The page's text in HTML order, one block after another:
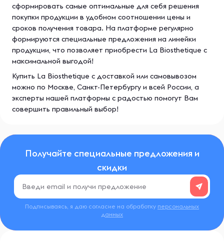
сформировать самые оптимальные для себя решения
покупки продукции в удобном соотношении цены и
сроков получения товара. На платформе регулярно
формируются специальные предложения на линейки
продукции, что позволяет приобрести La Biosthetique с
максимальной выгодой!
Купить La Biosthetique с доставкой или самовывозом
можно по Москве, Санкт-Петербургу и всей России, а
эксперты нашей платформы с радостью помогут Вам
совершить правильный выбор!
Получайте специальные предложения и
скидки
Подписываясь, я даю согласие на обработку персональных
данных